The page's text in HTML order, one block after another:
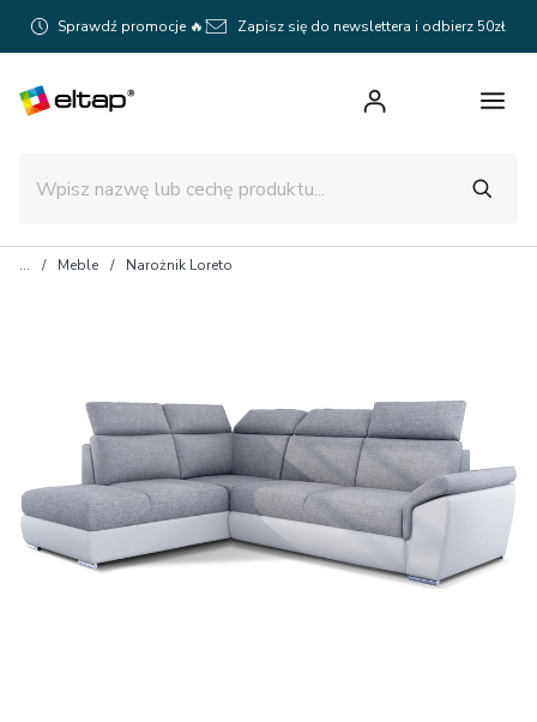
Sprawdź promocje 🔥 Zapisz się do newslettera i odbierz 50zł
Meble Narożnik Loreto